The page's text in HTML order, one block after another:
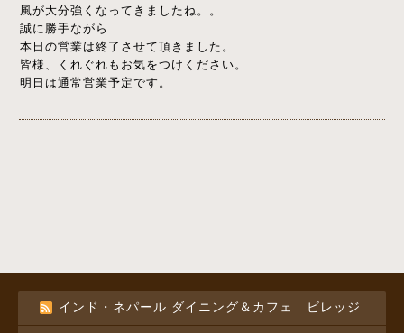
風が大分強くなってきましたね。。
誠に勝手ながら
本日の営業は終了させて頂きました。
皆様、くれぐれもお気をつけください。
明日は通常営業予定です。
インド・ネパール ダイニング＆カフェ ビレッジ